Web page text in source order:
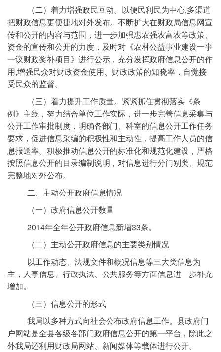
（二）着力增强政民互动。以便民利民为中心,多渠道
把财政信息更便捷地对外发布。不断扩大在财政局信息网宣
传和公开的内容与范围，进一步加强惠农强农富农等政策、
资金的宣传和公开的力度，及时对《农村公益事业建设一事
一议财政奖补项目》进行公示，充分发挥政府信息公开的作
用,增强民众对财政资金使用、财政政策的知晓率，自觉接
受民众的监督。
（三）着力提升工作质量。紧紧抓住贯彻落实《条
例》主线，努力结合单位工作实际，进一步完善信息采集与
公开工作审批制度，明确各部门、科室的信息公开工作任务
要求，促进信息采编的积极性和主动性，提高工作人员的信
息报送率。积极推动信息公开的标准化和规范化建设，严格
按照信息公开的目录编制说明，对信息进行分门别类、规范
完整地对外公布。
二、主动公开政府信息情况
（一）政府信息公开数量
2014年全年公开政府信息新增33条。
（二）主动公开政府信息的主要类别情况
以工作动态、法规文件和概况信息等三大类信息为
主，人事信息、行政执法、公共服务等方面信息进一步补充
增加。
（三）信息公开的形式
我局以多种方式向社会公布政府信息工作。县政府门
户网站是全县各级各部门政府信息公开的第一平台，除此之
外我局还利用财政局网站、新闻媒体等载体进行公开。